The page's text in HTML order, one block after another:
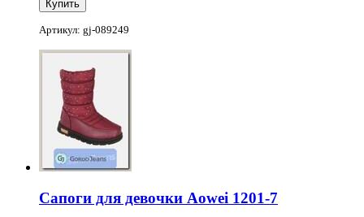
Артикул: gj-089249
Сапоги для девочки Aowei 1201-7